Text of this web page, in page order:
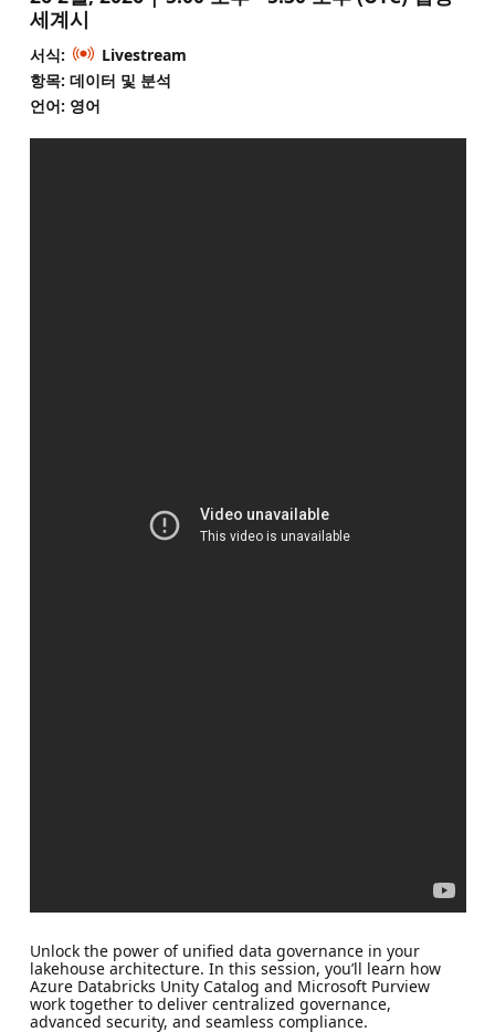
세계시
서식:
Livestream
항목: 데이터 및 분석
언어: 영어
Unlock the power of unified data governance in your
lakehouse architecture. In this session, you’ll learn how
Azure Databricks Unity Catalog and Microsoft Purview
work together to deliver centralized governance,
advanced security, and seamless compliance.